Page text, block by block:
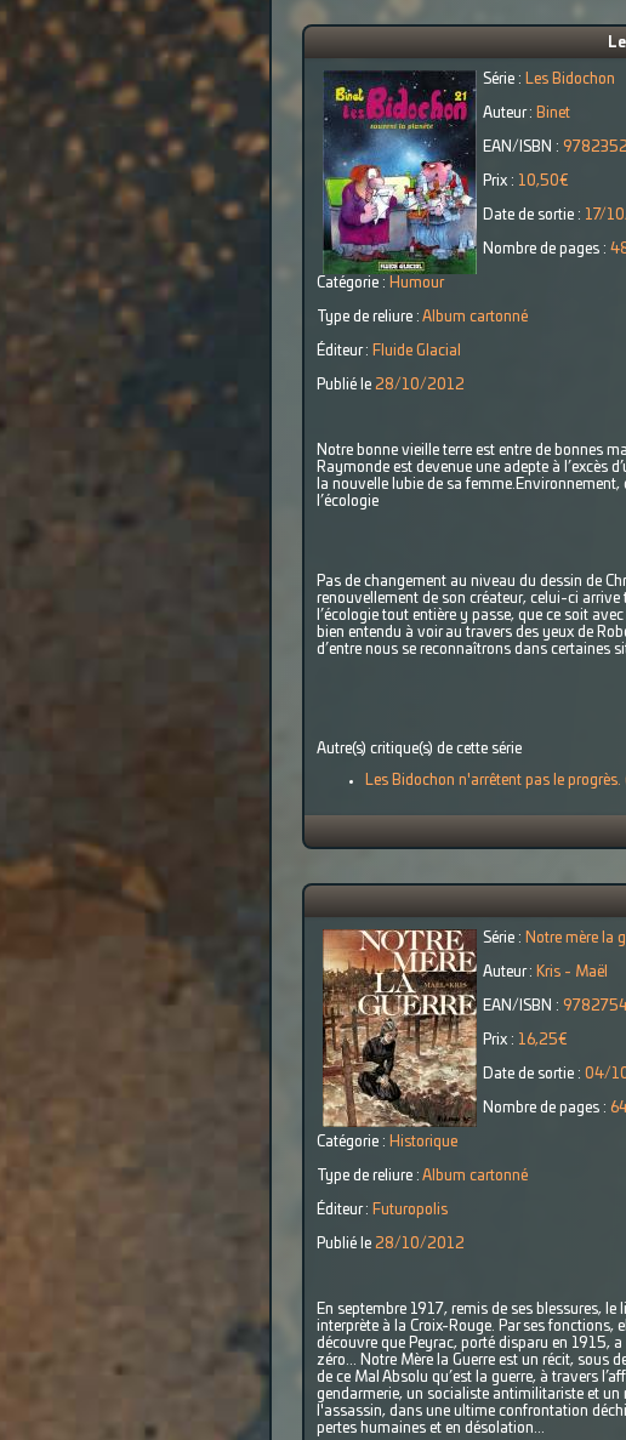
Série : Les Bidochon
Auteur : Binet
EAN/ISBN :
Prix : 10,50€
Date de sortie : 17/
Nombre de pages :
Catégorie : Humour
Type de reliure : Album cartonné
Éditeur : Fluide Glacial
Publié le 28/10/2012
Notre bonne vieille terre est entre de bonnes
Raymonde est devenue une adepte à l’excès
la nouvelle lubie de sa
l’écologie
Pas de changement au niveau du dessin de
renouvellement de son créateur, celui-ci arrive
l’écologie tout entière y passe, que ce soit
bien entendu à voir au travers des yeux de
d’entre nous se reconnaîtrons dans certaines
Autre(s) critique(s) de cette série
Les Bidochon n'arrêtent pas le progrès.
Série : Notre mère la
Auteur : Kris - Maël
EAN/ISBN :
Prix : 16,25€
Date de sortie : 04/
Nombre de pages :
Catégorie : Historique
Type de reliure : Album cartonné
Éditeur : Futuropolis
Publié le 28/10/2012
En septembre 1917, remis de ses blessures,
interprète à la Croix-Rouge. Par ses fonctions,
découvre que Peyrac, porté disparu en 1915,
zéro... Notre Mère la Guerre est un récit, sous
de ce Mal Absolu qu’est la guerre, à travers
gendarmerie, un socialiste antimilitariste et
l'assassin, dans une ultime confrontation
pertes humaines et en désolation...